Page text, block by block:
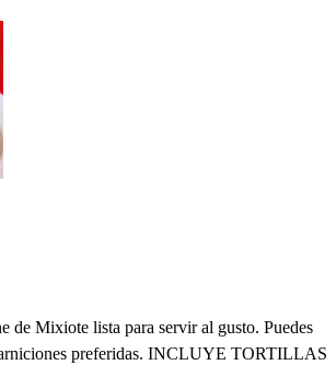
de Mixiote lista para servir al gusto. Puedes
preferidas. INCLUYE TORTILLAS